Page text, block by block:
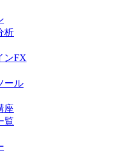
析
ンFX
ール
座
覧